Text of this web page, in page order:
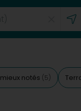
notés (5)